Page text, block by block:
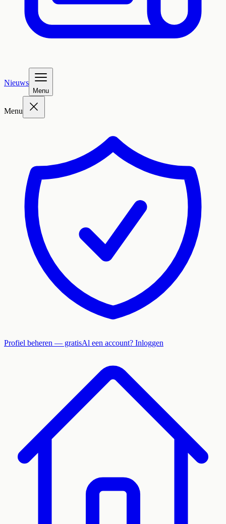
Nieuws
Menu
Menu
Profiel beheren — gratisAl een account? Inloggen